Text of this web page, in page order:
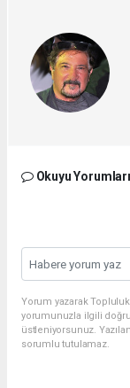
Okuyu Yorumları
Yorum yazarak Topluluk
yorumunuzla ilgili
üstleniyorsunuz.
sorumlu tutulamaz.